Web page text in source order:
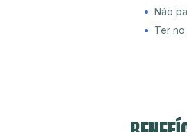
Não
Ter no